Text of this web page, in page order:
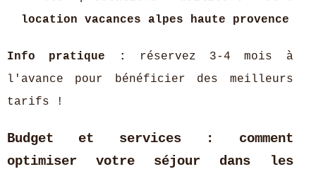
location vacances alpes haute provence
Info pratique :
réservez 3-4 mois à
l'avance pour bénéficier des meilleurs
tarifs !
Budget et services : comment
optimiser votre séjour dans les